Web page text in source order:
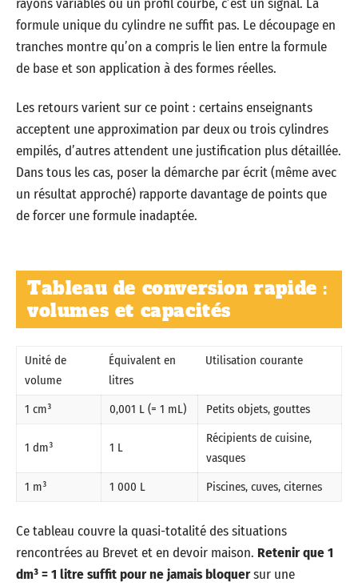
formule unique du cylindre ne suffit pas. Le découpage en
tranches montre qu’on a compris le lien entre la formule
de base et son application à des formes réelles.
Les retours varient sur ce point : certains enseignants
acceptent une approximation par deux ou trois cylindres
empilés, d’autres attendent une justification plus détaillée.
Dans tous les cas, poser la démarche par écrit (même avec
un résultat approché) rapporte davantage de points que
de forcer une formule inadaptée.
Tableau de conversion rapide :
volumes et capacités
Unité de
volume
Équivalent en
litres
Utilisation courante
1 cm³ 0,001 L (= 1 mL) Petits objets, gouttes
1 dm³ 1 L
Récipients de cuisine,
vasques
1 m³
1 000 L Piscines, cuves, citernes
Ce tableau couvre la quasi-totalité des situations
rencontrées au Brevet et en devoir maison. Retenir que 1
dm³ = 1 litre suffit pour ne jamais bloquersur une